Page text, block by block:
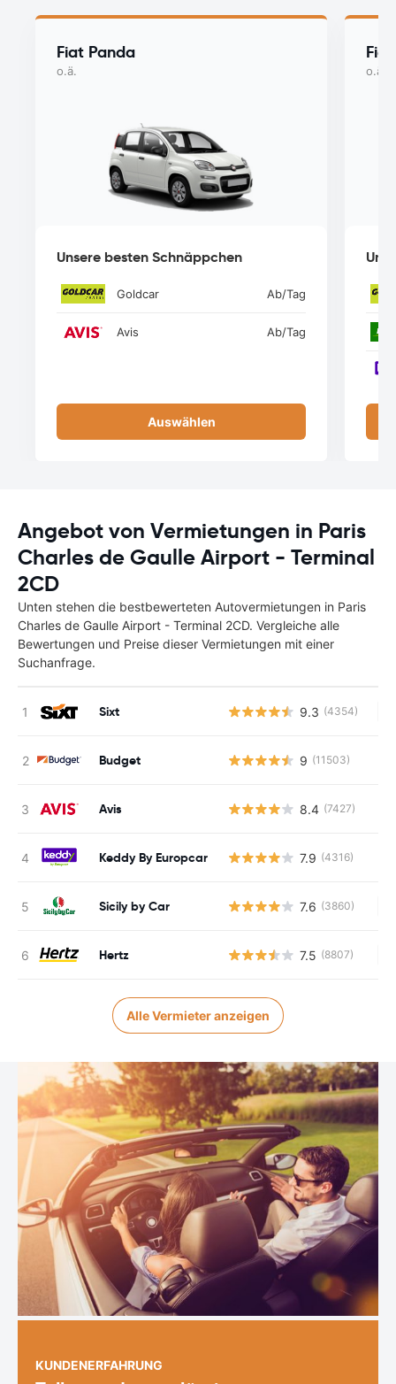
Fiat Panda
o.ä.
Unsere besten Schnäppchen
Goldcar Ab/Tag
Avis Ab/Tag
Auswählen
o.ä.
Angebot von Vermietungen in Paris
Charles de Gaulle Airport - Terminal
2CD
Unten stehen die bestbewerteten Autovermietungen in Paris
Charles de Gaulle Airport - Terminal 2CD. Vergleiche alle
Bewertungen und Preise dieser Vermietungen mit einer
Suchanfrage.
Sixt 9.3 (4354)
Budget 9 (11503)
Avis 8.4 (7427)
Keddy By Europcar 7.9 (4316)
Sicily by Car 7.6 (3860)
Hertz 7.5 (8807)
Alle Vermieter anzeigen
KUNDENERFAHRUNG